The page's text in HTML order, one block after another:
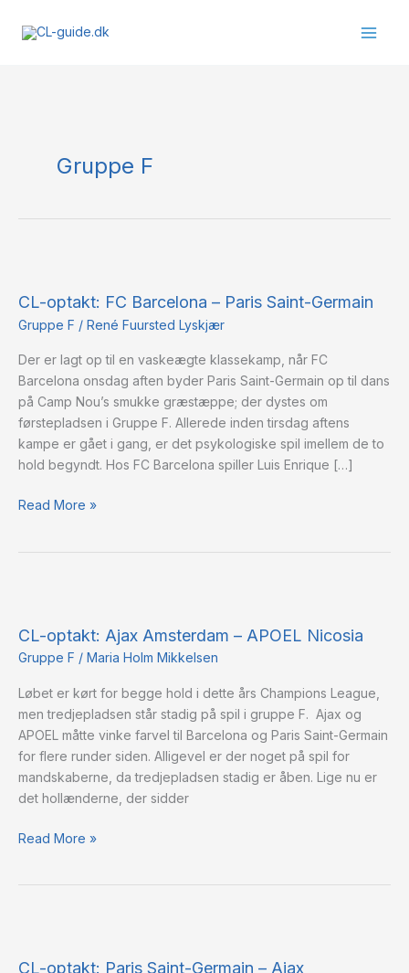
Gruppe F
CL-optakt: FC Barcelona – Paris Saint-Germain
Gruppe F / René Fuursted Lyskjær
Der er lagt op til en vaskeægte klassekamp, når FC
Barcelona onsdag aften byder Paris Saint-Germain op til dans
på Camp Nou’s smukke græstæppe; der dystes om
førstepladsen i Gruppe F. Allerede inden tirsdag aftens
kampe er gået i gang, er det psykologiske spil imellem de to
hold begyndt. Hos FC Barcelona spiller Luis Enrique […]
FC
Barcelona
Paris
Saint-
Germain
Read More »
CL-optakt: Ajax Amsterdam – APOEL Nicosia
Gruppe F / Maria Holm Mikkelsen
Løbet er kørt for begge hold i dette års Champions League,
men tredjepladsen står stadig på spil i gruppe F. Ajax og
APOEL måtte vinke farvel til Barcelona og Paris Saint-Germain
for flere runder siden. Alligevel er der noget på spil for
mandskaberne, da tredjepladsen stadig er åben. Lige nu er
det hollænderne, der sidder
Ajax
Amsterdam
APOEL
Nicosia
Read More »
CL-optakt: Paris Saint-Germain – Ajax
Paris